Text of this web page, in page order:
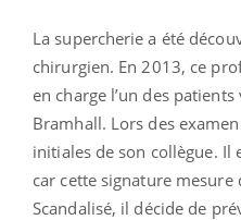
La supercherie a été
chirurgien. En 2013, ce
en charge l’un des
Bramhall. Lors des
initiales de son collègue. Il
car cette signature
Scandalisé, il décide de